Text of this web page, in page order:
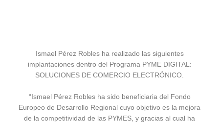
Ismael Pérez Robles ha realizado las siguientes
implantaciones dentro del Programa PYME DIGITAL:
SOLUCIONES DE COMERCIO ELECTRÓNICO.
“Ismael Pérez Robles ha sido beneficiaria del Fondo
Europeo de Desarrollo Regional cuyo objetivo es la mejora
de la competitividad de las PYMES, y gracias al cual ha